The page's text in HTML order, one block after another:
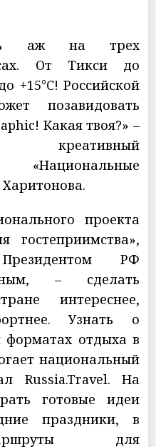
аж на трех
От Тикси до
+15°C! Российской
позавидовать
Какая твоя?» –
креативный
проекта
гостеприимства»,
РФ
– сделать
интереснее,
Узнать о
форматах отдыха в
национальный
Russia.Travel. На
готовые идеи
праздники, в
для